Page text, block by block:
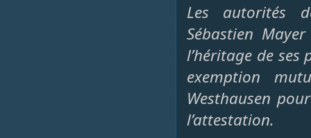
Les autorités
Sébastien
l’héritage de
exemption
Westhausen
l’attestation.